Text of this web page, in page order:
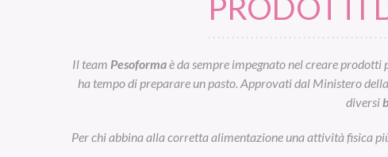
Il team Pesoformaè da sempre impegnato nel creare prodotti
ha tempo di preparare un pasto. Approvati dal Ministero
diversi
Per chi abbina alla corretta alimentazione una attività fisica